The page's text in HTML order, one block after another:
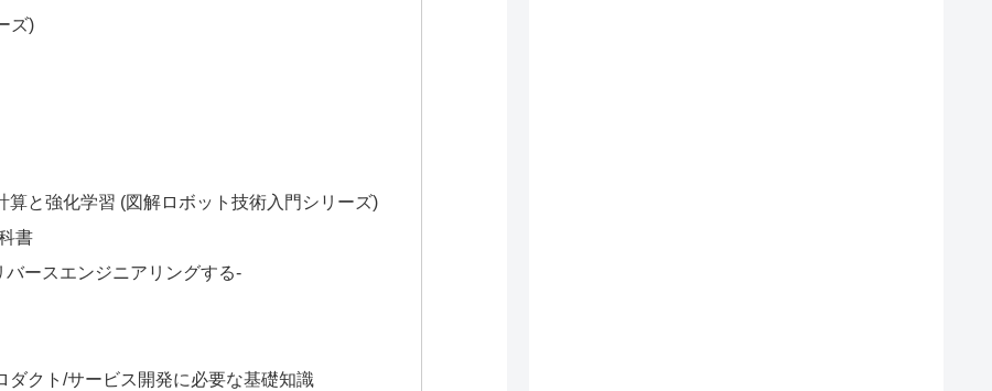
ズ)
算と強化学習 (図解ロボット技術入門シリーズ)
書
ースエンジニアリングする-
ダクト/サービス開発に必要な基礎知識